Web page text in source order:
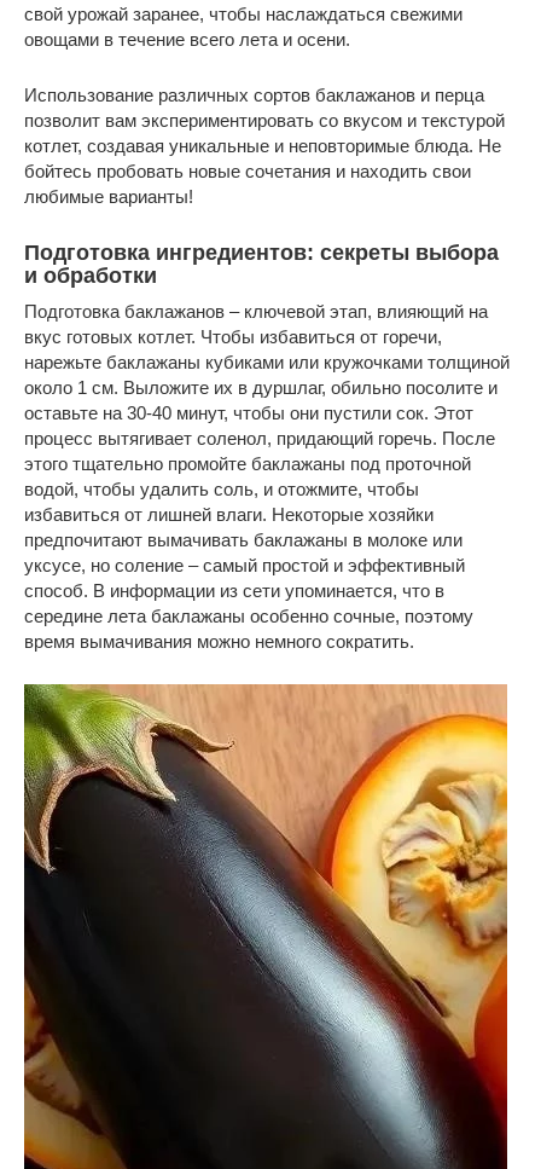
свой урожай заранее, чтобы наслаждаться свежими
овощами в течение всего лета и осени.
Использование различных сортов баклажанов и перца
позволит вам экспериментировать со вкусом и текстурой
котлет, создавая уникальные и неповторимые блюда. Не
бойтесь пробовать новые сочетания и находить свои
любимые варианты!
Подготовка ингредиентов: секреты выбора
и обработки
Подготовка баклажанов – ключевой этап, влияющий на
вкус готовых котлет. Чтобы избавиться от горечи,
нарежьте баклажаны кубиками или кружочками толщиной
около 1 см. Выложите их в дуршлаг, обильно посолите и
оставьте на 30-40 минут, чтобы они пустили сок. Этот
процесс вытягивает соленол, придающий горечь. После
этого тщательно промойте баклажаны под проточной
водой, чтобы удалить соль, и отожмите, чтобы
избавиться от лишней влаги. Некоторые хозяйки
предпочитают вымачивать баклажаны в молоке или
уксусе, но соление – самый простой и эффективный
способ. В информации из сети упоминается, что в
середине лета баклажаны особенно сочные, поэтому
время вымачивания можно немного сократить.